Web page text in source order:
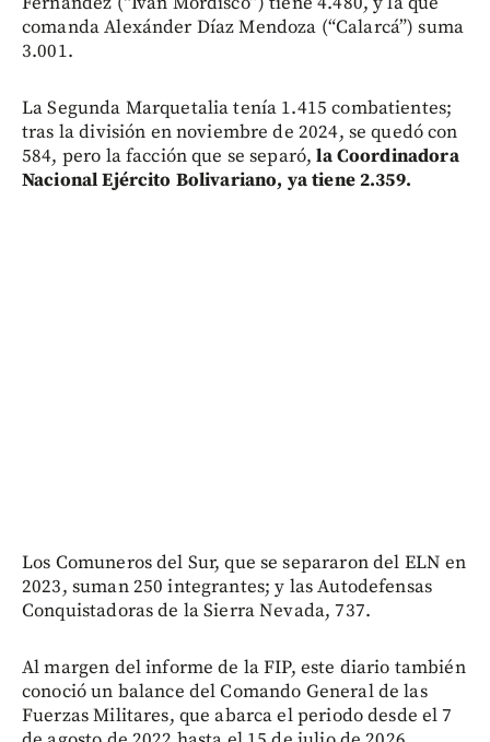
comanda Alexánder Díaz Mendoza (“Calarcá”) suma
3.001.
La Segunda Marquetalia tenía 1.415 combatientes;
tras la división en noviembre de 2024, se quedó con
584, pero la facción que se separó,la Coordinadora
Nacional Ejército Bolivariano, ya tiene 2.359.
Los Comuneros del Sur, que se separaron del ELN en
2023, suman 250 integrantes; y las Autodefensas
Conquistadoras de la Sierra Nevada, 737.
Al margen del informe de la FIP, este diario también
conoció un balance del Comando General de las
Fuerzas Militares, que abarca el periodo desde el 7